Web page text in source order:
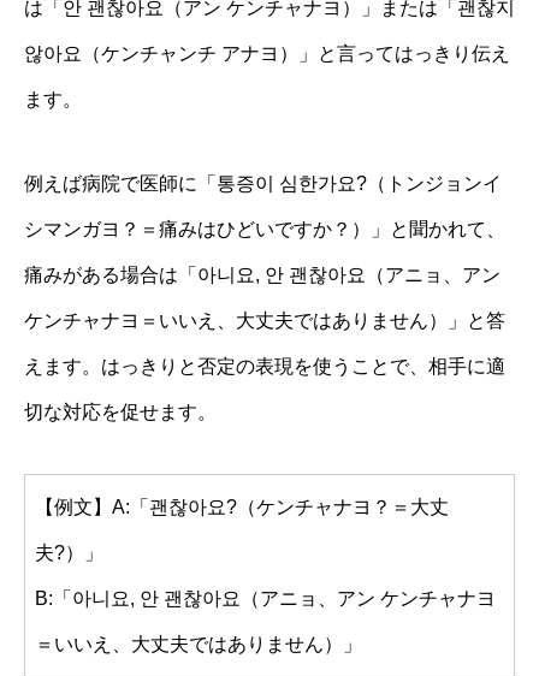
は「안 괜찮아요（アン ケンチャナヨ）」または「괜찮지
않아요（ケンチャンチ アナヨ）」と言ってはっきり伝え
ます。
例えば病院で医師に「통증이 심한가요?（トンジョンイ
シマンガヨ？＝痛みはひどいですか？）」と聞かれて、
痛みがある場合は「아니요, 안 괜찮아요（アニョ、アン
ケンチャナヨ＝いいえ、大丈夫ではありません）」と答
えます。はっきりと否定の表現を使うことで、相手に適
切な対応を促せます。
【例文】A:「괜찮아요?（ケンチャナヨ？＝大丈
夫?）」
B:「아니요, 안 괜찮아요（アニョ、アン ケンチャナヨ
＝いいえ、大丈夫ではありません）」